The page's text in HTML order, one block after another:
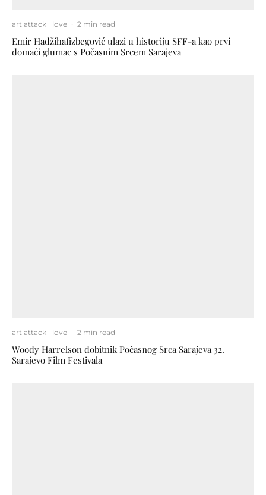
art attack love · 2 min read
Emir Hadžihafizbegović ulazi u historiju SFF-a kao prvi
domaći glumac s Počasnim Srcem Sarajeva
art attack love · 2 min read
Woody Harrelson dobitnik Počasnog Srca Sarajeva 32.
Sarajevo Film Festivala